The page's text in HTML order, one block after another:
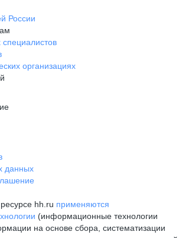
России
организациях
данных
hh.ru применяются
(информационные технологии
на основе сбора, систематизации